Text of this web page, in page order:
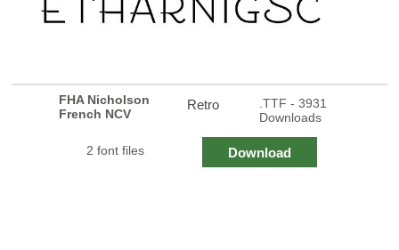
FHA Nicholson
French NCV
Retro
.TTF - 3931
Downloads
2 font files Download